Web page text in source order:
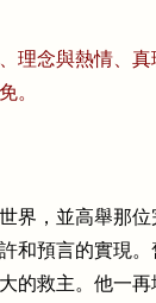
理念與熱情、
。
界，並高舉那
和預言的實現
的救主。他一